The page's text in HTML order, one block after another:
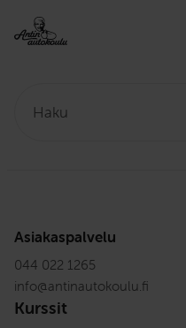
Asiakaspalvelu
044 022 1265
info@antinautokoulu.fi
Kurssit